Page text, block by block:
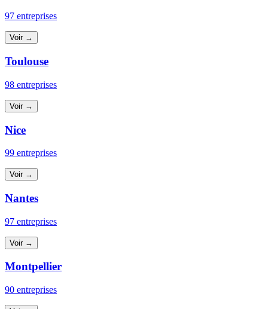
97 entreprises
Voir →
Toulouse
98 entreprises
Voir →
Nice
99 entreprises
Voir →
Nantes
97 entreprises
Voir →
Montpellier
90 entreprises